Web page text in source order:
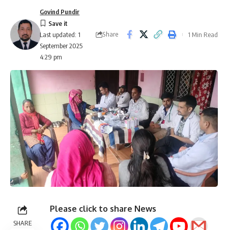
Last updated: 1
September 2025
4:29 pm
Govind Pundir
Share 1 Min Read
SHARE
Please click to share News